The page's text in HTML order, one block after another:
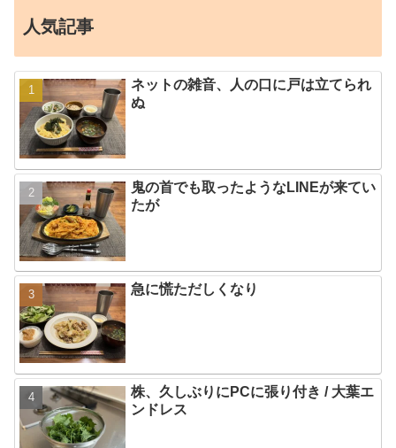
人気記事
ネットの雑音、人の口に戸は立てられ
ぬ
鬼の首でも取ったようなLINEが来てい
たが
急に慌ただしくなり
株、久しぶりにPCに張り付き / 大葉エ
ンドレス